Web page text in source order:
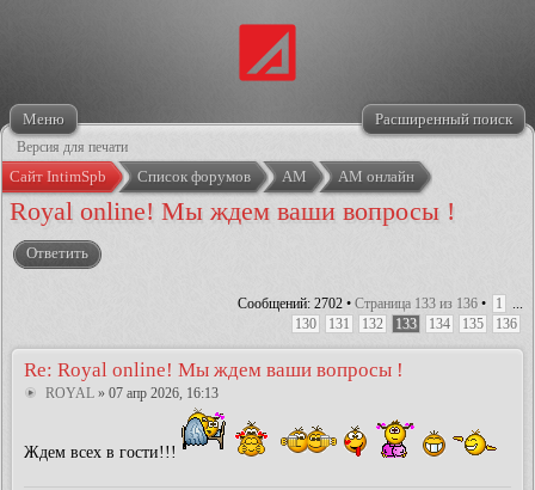
Меню Расширенный поиск
Версия для печати
Сайт IntimSpb Список форумов АМ АМ онлайн
Royal online! Мы ждем ваши вопросы !
Ответить
Сообщений: 2702 • Страница 133 из 136 • 1
...
130
131 132 133 134 135 136
Re: Royal online! Мы ждем ваши вопросы !
ROYAL » 07 апр 2026, 16:13
Ждем всех в гости!!!